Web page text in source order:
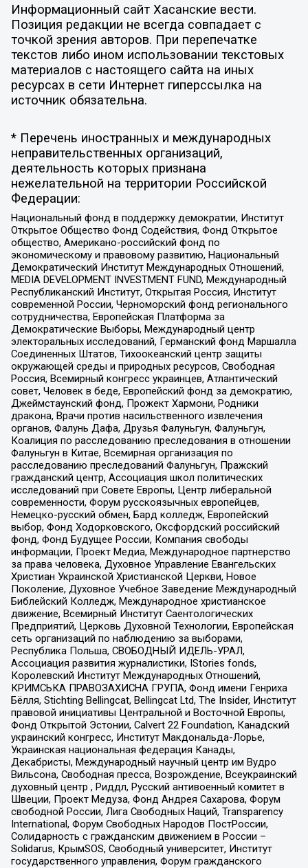
Информационный сайт Хасанские вести.
Позиция редакции не всегда совпадает с
точкой зрения авторов. При перепечатке
текстов либо ином использовании текстовых
материалов с настоящего сайта на иных
ресурсах в сети Интернет гиперссылка на
источник обязательна.
* Перечень иностранных и международных
неправительственных организаций,
деятельность которых признана
нежелательной на территории Российской
Федерации:
Национальный фонд в поддержку демократии, Институт
Открытое Общество Фонд Содействия, Фонд Открытое
общество, Американо-российский фонд по
экономическому и правовому развитию, Национальный
Демократический Институт Международных Отношений,
MEDIA DEVELOPMENT INVESTMENT FUND, Международный
Республиканский Институт, Открытая Россия, Институт
современной России, Черноморский фонд регионального
сотрудничества, Европейская Платформа за
Демократические Выборы, Международный центр
электоральных исследований, Германский фонд Маршалла
Соединенных Штатов, Тихоокеанский центр защиты
окружающей среды и природных ресурсов, Свободная
Россия, Всемирный конгресс украинцев, Атлантический
совет, Человек в беде, Европейский фонд за демократию,
Джеймстаунский фонд, Прожект Хармони, Родники
дракона, Врачи против насильственного извлечения
органов, Фалунь Дафа, Друзья Фалуньгун, Фалуньгун,
Коалиция по расследованию преследования в отношении
Фалуньгун в Китае, Всемирная организация по
расследованию преследований Фалуньгун, Пражский
гражданский центр, Ассоциация школ политических
исследований при Совете Европы, Центр либеральной
современности, Форум русскоязычных европейцев,
Немецко-русский обмен, Бард колледж, Европейский
выбор, Фонд Ходорковского, Оксфордский российский
фонд, Фонд Будущее России, Компания свободы
информации, Проект Медиа, Международное партнерство
за права человека, Духовное Управление Евангельских
Христиан Украинской Христианской Церкви, Новое
Поколение, Духовное Учебное Заведение Международный
Библейский Колледж, Международное христианское
движение, Всемирный Институт Саентологических
Предприятий, Церковь Духовной Технологии, Европейская
сеть организаций по наблюдению за выборами,
Республика Польша, СВОБОДНЫЙ ИДЕЛЬ-УРАЛ,
Ассоциация развития журналистики, IStories fonds,
Королевский Институт Международных Отношений,
КРИМСЬКА ПРАВОЗАХИСНА ГРУПА, Фонд имени Генриха
Бёлля, Stichting Bellingcat, Bellingcat Ltd, The Insider, Институт
правовой инициативы Центральной и Восточной Европы,
Фонд Открытой Эстонии, Calvert 22 Foundation, Канадский
украинский конгресс, Институт Макдональда-Лорье,
Украинская национальная федерация Канады,
Декабристы, Международный научный центр им Вудро
Вильсона, Свободная пресса, Возрождение, Всеукраинский
духовный центр , Риддл, Русский антивоенный комитет в
Швеции, Проект Медуза, Фонд Андрея Сахарова, Форум
свободной России, Лига Свободных Наций, Transparеncy
International, Форум Свободных Народов ПостРоссии,
Солидарность с гражданским движением в России –
Solidarus, КрымSOS, Свободный университет, Институт
государственного управления, Форум гражданского